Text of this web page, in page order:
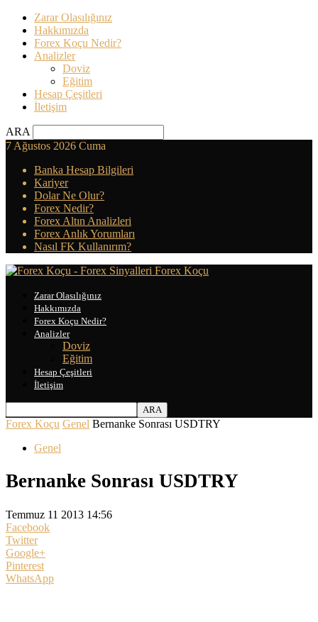
Zarar Olasılığınız
Hakkımızda
Forex Koçu Nedir?
Analizler
Doviz
Eğitim
Hesap Çeşitleri
İletişim
ARA
7 Ağustos 2026 Cuma
Banka Hesap Bilgileri
Kariyer
Dolar Ne Olur?
Forex Nedir?
Forex Altın Analizleri
Forex Anlık Yorumları
Nasıl FK Kullanırım?
Forex Koçu
Zarar Olasılığınız
Hakkımızda
Forex Koçu Nedir?
Analizler
Doviz
Eğitim
Hesap Çeşitleri
İletişim
Forex Koçu Genel Bernanke Sonrası USDTRY
Genel
Bernanke Sonrası USDTRY
Temmuz 11 2013 14:56
Facebook
Twitter
Google+
Pinterest
WhatsApp